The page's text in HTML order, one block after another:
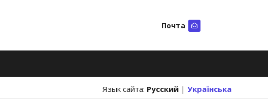
Почта
Язык сайта: Русский | Українська